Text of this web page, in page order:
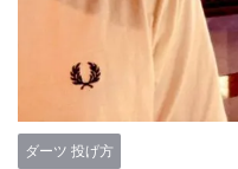
ダーツ 投げ方